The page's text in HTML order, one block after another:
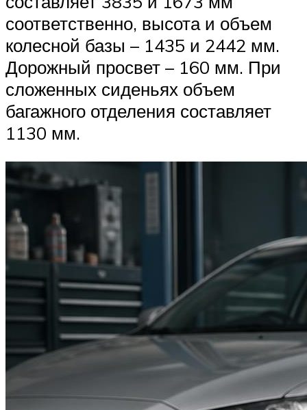
соответственно, высота и объем
колесной базы – 1435 и 2442 мм.
Дорожный просвет – 160 мм. При
сложенных сиденьях объем
багажного отделения составляет
1130 мм.